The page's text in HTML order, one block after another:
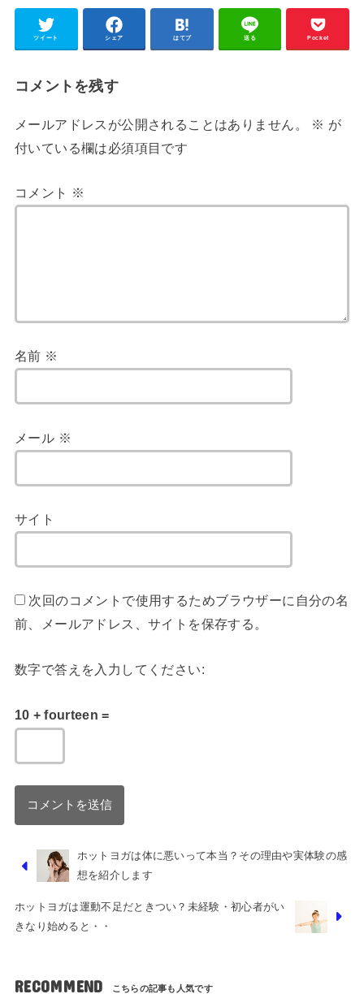
ツイート シェア はてブ 送る Pocket
コメントを残す
メールアドレスが公開されることはありません。 ※ が
付いている欄は必須項目です
コメント ※
名前 ※
メール ※
サイト
次回のコメントで使用するためブラウザーに自分の名
前、メールアドレス、サイトを保存する。
数字で答えを入力してください:
10 + fourteen =
ホットヨガは体に悪いって本当？その理由や実体験の感
想を紹介します
ホットヨガは運動不足だときつい？未経験・初心者がい
きなり始めると・・
RECOMMEND